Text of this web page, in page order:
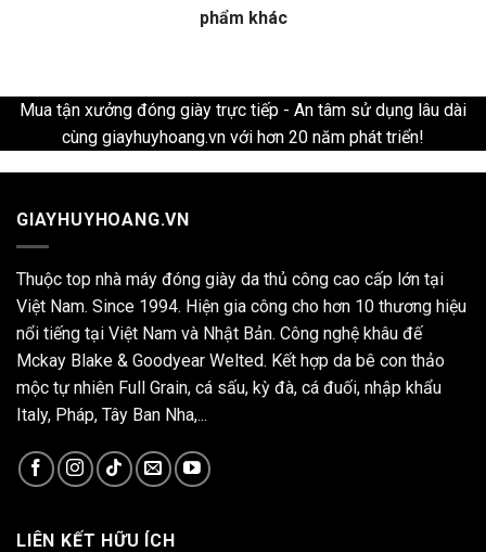
phẩm khác
Mua tận xưởng đóng giày trực tiếp - An tâm sử dụng lâu dài
cùng giayhuyhoang.vn với hơn 20 năm phát triển!
GIAYHUYHOANG.VN
Thuộc top nhà máy đóng giày da thủ công cao cấp lớn tại
Việt Nam. Since 1994. Hiện gia công cho hơn 10 thương hiệu
nổi tiếng tại Việt Nam và Nhật Bản. Công nghệ khâu đế
Mckay Blake & Goodyear Welted. Kết hợp da bê con thảo
mộc tự nhiên Full Grain, cá sấu, kỳ đà, cá đuối, nhập khẩu
Italy, Pháp, Tây Ban Nha,...
LIÊN KẾT HỮU ÍCH